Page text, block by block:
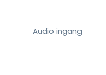
Audio ingang